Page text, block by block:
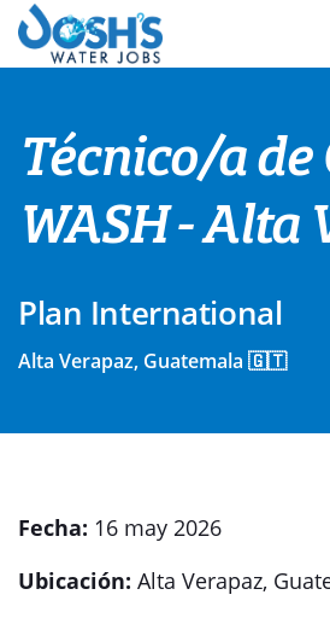
Skip
content
Técnico/a de
WASH - Alta
Plan International
Alta Verapaz, Guatemala 🇬🇹
Fecha: 16 may 2026
Ubicación: Alta Verapaz,